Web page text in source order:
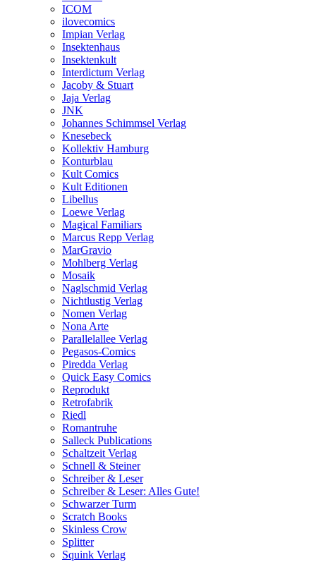
ICOM
ilovecomics
Impian Verlag
Insektenhaus
Insektenkult
Interdictum Verlag
Jacoby & Stuart
Jaja Verlag
JNK
Johannes Schimmsel Verlag
Knesebeck
Kollektiv Hamburg
Konturblau
Kult Comics
Kult Editionen
Libellus
Loewe Verlag
Magical Familiars
Marcus Repp Verlag
MarGravio
Mohlberg Verlag
Mosaik
Naglschmid Verlag
Nichtlustig Verlag
Nomen Verlag
Nona Arte
Parallelallee Verlag
Pegasos-Comics
Piredda Verlag
Quick Easy Comics
Reprodukt
Retrofabrik
Riedl
Romantruhe
Salleck Publications
Schaltzeit Verlag
Schnell & Steiner
Schreiber & Leser
Schreiber & Leser: Alles Gute!
Schwarzer Turm
Scratch Books
Skinless Crow
Splitter
Squink Verlag